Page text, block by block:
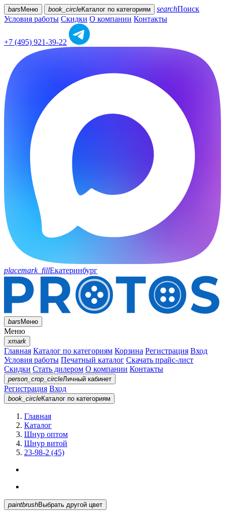
bars Меню book_circleКаталог по категориям searchПоиск
Условия работы Скидки О компании Контакты
+7 (495) 921-39-22
placemark_fillЕкатеринбург
barsМеню
Меню
xmark
Главная Каталог по категориям Корзина Регистрация Вход
Условия работы Печатный каталог Скачать прайс-лист
Скидки Стать дилером О компании Контакты
person_crop_circleЛичный кабинет
Регистрация Вход
book_circleКаталог по категориям
Главная
Каталог
Шнур оптом
Шнур витой
23-98-2 (45)
paintbrush Выбрать другой цвет